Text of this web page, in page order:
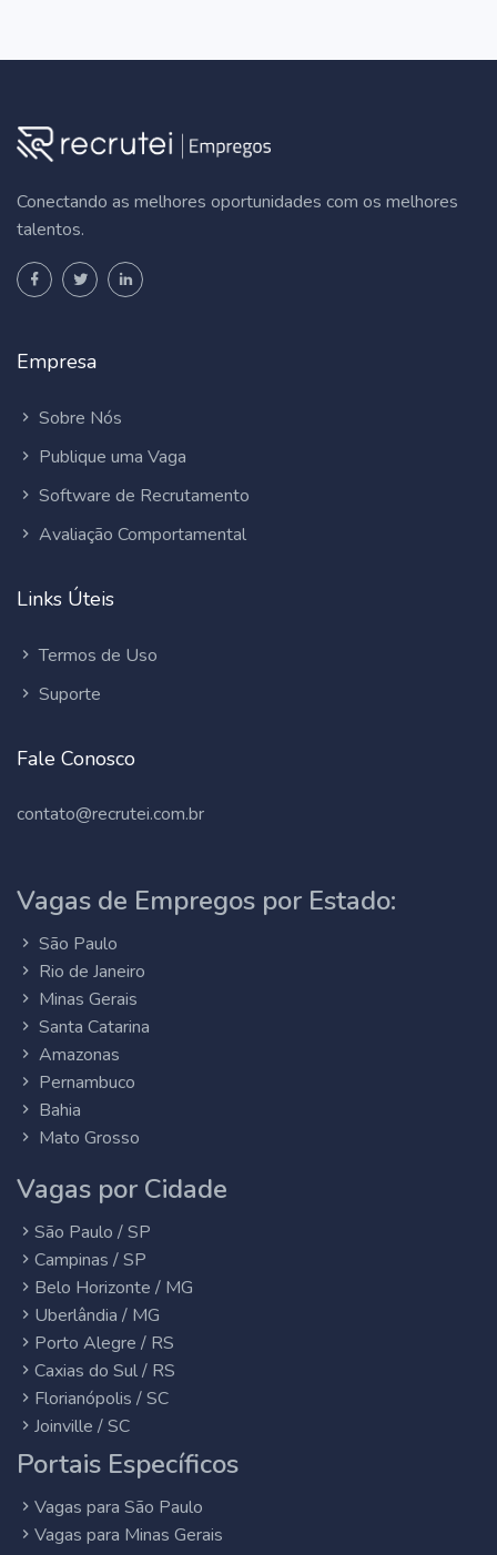
Conectando as melhores oportunidades com os melhores
talentos.
Empresa
Sobre Nós
Publique uma Vaga
Software de Recrutamento
Avaliação Comportamental
Links Úteis
Termos de Uso
Suporte
Fale Conosco
contato@recrutei.com.br
Vagas de Empregos por Estado:
São Paulo
Rio de Janeiro
Minas Gerais
Santa Catarina
Amazonas
Pernambuco
Bahia
Mato Grosso
Vagas por Cidade
São Paulo / SP
Campinas / SP
Belo Horizonte / MG
Uberlândia / MG
Porto Alegre / RS
Caxias do Sul / RS
Florianópolis / SC
Joinville / SC
Portais Específicos
Vagas para São Paulo
Vagas para Minas Gerais